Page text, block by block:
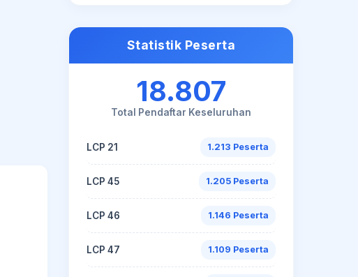
Statistik Peserta
18.807
Total Pendaftar Keseluruhan
LCP 21 1.213 Peserta
LCP 45 1.205 Peserta
LCP 46 1.146 Peserta
LCP 47 1.109 Peserta